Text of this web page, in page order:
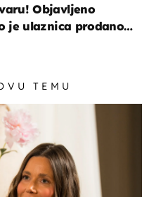
Objavljeno
je ulaznica prodano
TEMU